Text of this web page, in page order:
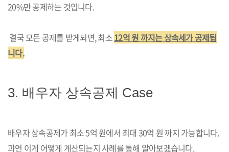
20%만 공제하는 것입니다.
결국 모든 공제를 받게되면, 최소12억 원 까지는 상속세가 공제됩
니다.
3. 배우자 상속공제 Case
배우자 상속공제가 최소 5억 원에서 최대 30억 원 까지 가능합니다.
과연 이게 어떻게 계산되는지 사례를 통해 알아보겠습니다.